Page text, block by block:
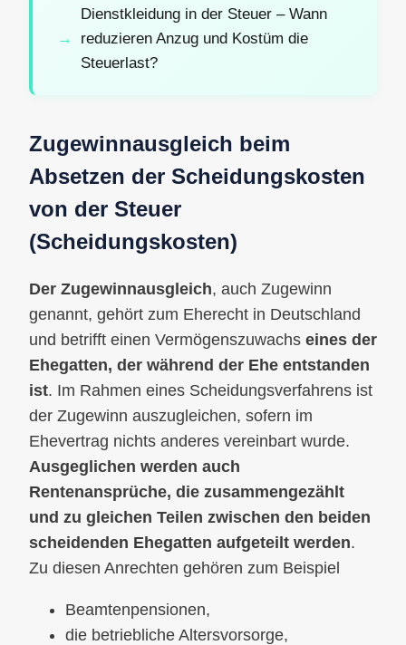
Dienstkleidung in der Steuer – Wann
reduzieren Anzug und Kostüm die
Steuerlast?
Zugewinnausgleich beim
Absetzen der Scheidungskosten
von der Steuer
(Scheidungskosten)
Der Zugewinnausgleich, auch Zugewinn
genannt, gehört zum Eherecht in Deutschland
und betrifft einen Vermögenszuwachs eines der
Ehegatten, der während der Ehe entstanden
ist. Im Rahmen eines Scheidungsverfahrens ist
der Zugewinn auszugleichen, sofern im
Ehevertrag nichts anderes vereinbart wurde.
Ausgeglichen werden auch
Rentenansprüche, die zusammengezählt
und zu gleichen Teilen zwischen den beiden
scheidenden Ehegatten aufgeteilt werden.
Zu diesen Anrechten gehören zum Beispiel
Beamtenpensionen,
die betriebliche Altersvorsorge,